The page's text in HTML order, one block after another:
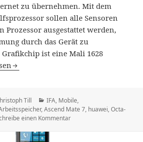
zu übernehmen. Mit dem
sollen alle Sensoren
Prozessor ausgestattet werden,
durch das Gerät zu
ist eine Mali 1628
Mate 7: Octa-Core Smartphone
Till Kategorien
IFA, Mobile,
,Ascend Mate 7, huawei,Octa-
einen Kommentarzu Huawei Ascend Mate